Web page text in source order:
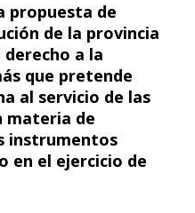
propuesta de
de la provincia
derecho a la
que pretende
al servicio de las
materia de
instrumentos
en el ejercicio de